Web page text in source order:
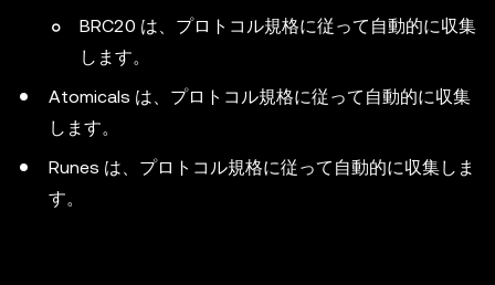
BRC20 は、プロトコル規格に従って自動的に収集
します。
Atomicals は、プロトコル規格に従って自動的に収集
します。
Runes は、プロトコル規格に従って自動的に収集しま
す。